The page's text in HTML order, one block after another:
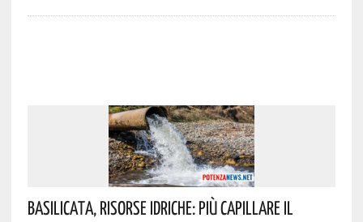
Basilicata, Risorse Idriche: Più Capillare Il